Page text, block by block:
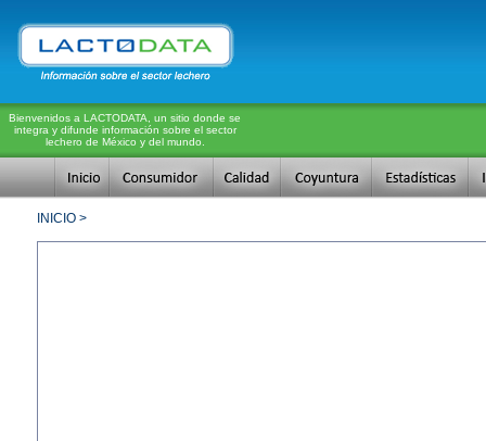
Bienvenidos a LACTODATA, un sitio donde se
integra y difunde información sobre el sector
lechero de México y del mundo.
INICIO >